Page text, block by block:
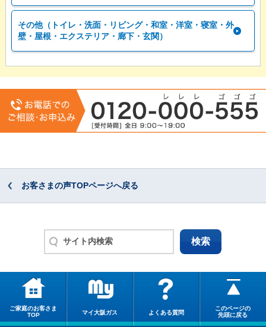
その他（トイレ・洗面・リビング・和室・洋室・寝室・外
壁・屋根・エクステリア・廊下・玄関）
お客さまの声TOPページへ戻る
ご家庭のお客さま
TOP
マイ大阪ガス よくある質問
このページの
先頭に戻る